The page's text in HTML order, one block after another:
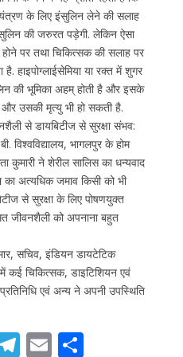
के लिए इंसुलिन लेने की सलाह
की जरुरत पड़ेगी. लेकिन ऐसा
पर तथा चिकित्सक की सलाह पर
हाइपोग्लाईसेमिया या रक्त में शुगर
की भूमिका अहम् होती है और इसके
उसकी मृत्यु भी हो सकती है.
से डायबिटीज से सुरक्षा संभव:
विश्वविद्यालय, भागलपुर के होम
कुमारी ने शेरील सालिस का धन्यवाद
अत्यधिक जमाव किसी को भी
से सुरक्षा के लिए पोषणयुक्त
जीवनशैली को अपनाना बहुत
सचिव, इंडियन डायटेटिक
में कई चिकित्सक, डाइटिशियन एवं
एवं अन्य ने अपनी उपस्थिति
T E S